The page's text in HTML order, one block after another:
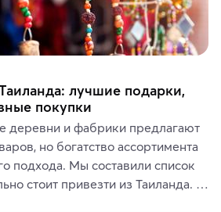
лучшие подарки,
покупки
деревни и фабрики предлагают
но богатство ассортимента
подхода. Мы составили список
стоит привезти из Таиланда.